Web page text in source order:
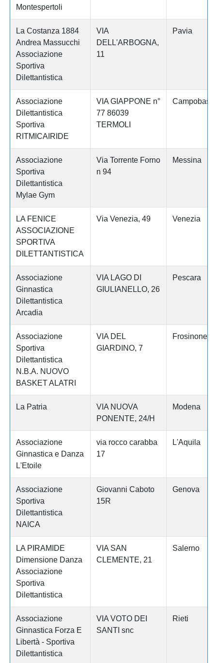
Montespertoli
La Costanza 1884
Andrea Massucchi
Associazione
Sportiva
Dilettantistica
VIA
DELL'ARBOGNA,
11
Pavia
Associazione
Dilettantistica
Sportiva
RITMICAIRIDE
VIA GIAPPONE n°
77 86039
TERMOLI
Associazione
Sportiva
Dilettantistica
Mylae Gym
Via Torrente Forno
n 94
Messina
LA FENICE
ASSOCIAZIONE
SPORTIVA
DILETTANTISTICA
Via Venezia, 49 Venezia
Associazione
Ginnastica
Dilettantistica
Arcadia
VIA LAGO DI
GIULIANELLO, 26
Pescara
Associazione
Sportiva
Dilettantistica
N.B.A. NUOVO
BASKET ALATRI
VIA DEL
GIARDINO, 7
Frosinone
La Patria
VIA NUOVA
PONENTE, 24/H
Modena
Associazione
Ginnastica e Danza
L'Etoile
via rocco carabba
17
L'Aquila
Associazione
Sportiva
Dilettantistica
NAICA
Giovanni Caboto
15R
Genova
LA PIRAMIDE
Dimensione Danza
Associazione
Sportiva
Dilettantistica
VIA SAN
CLEMENTE, 21
Salerno
Associazione
Ginnastica Forza E
Libertà - Sportiva
Dilettantistica
VIA VOTO DEI
SANTI snc
Rieti